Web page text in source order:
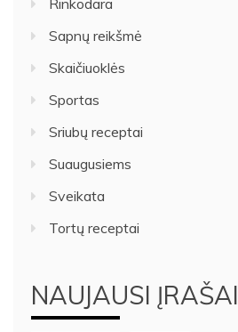
Rinkodara
Sapnų reikšmė
Skaičiuoklės
Sportas
Sriubų receptai
Suaugusiems
Sveikata
Tortų receptai
NAUJAUSI ĮRAŠAI